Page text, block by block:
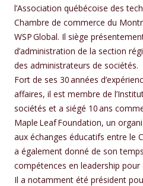
l’Association québécoise des
Chambre de commerce du
WSP Global. Il siège
d’administration de la section
des administrateurs de sociétés.
Fort de ses 30 années
affaires, il est membre de
sociétés et a siégé 10 ans
Maple Leaf Foundation, un
aux échanges éducatifs entre le
a également donné de son
compétences en leadership
Il a notamment été président